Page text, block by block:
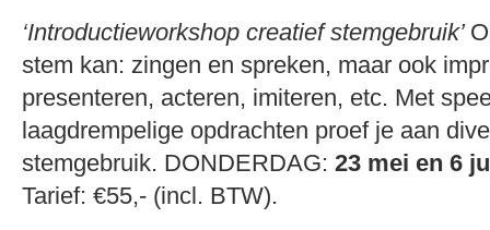
‘Introductieworkshop creatief stemgebruik’
stem kan: zingen en spreken, maar ook
presenteren, acteren, imiteren, etc. Met
laagdrempelige opdrachten proef je aan
stemgebruik. DONDERDAG: 23 mei en 6
Tarief: €55,- (incl. BTW).